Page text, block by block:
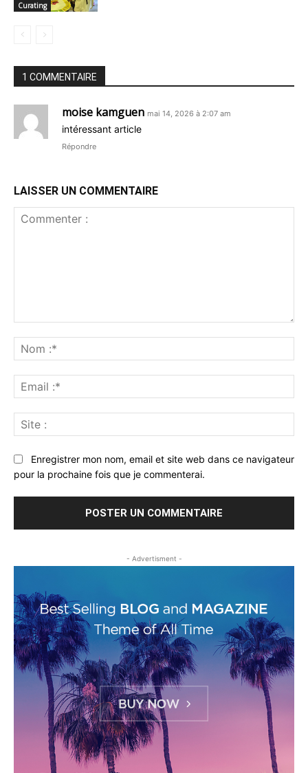
Curating
1 COMMENTAIRE
moise kamguen mai 14, 2026 à 2:07 am
intéressant article
Répondre
LAISSER UN COMMENTAIRE
:*
:*
:
Enregistrer mon nom, email et site web dans ce navigateur
pour la prochaine fois que je commenterai.
- Advertisment -